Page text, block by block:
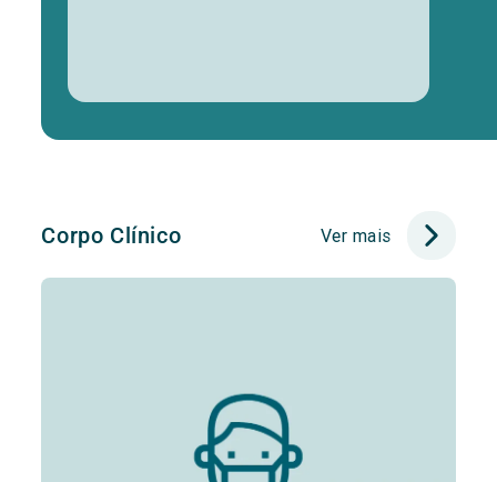
Corpo Clínico Ver mais